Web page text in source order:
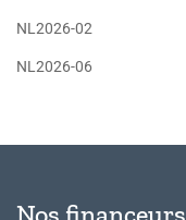
NL2026-02
NL2026-06